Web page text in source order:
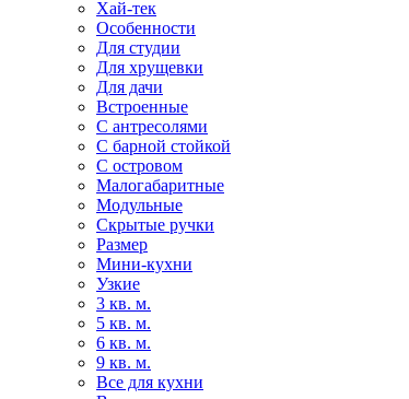
Хай-тек
Особенности
Для студии
Для хрущевки
Для дачи
Встроенные
С антресолями
С барной стойкой
С островом
Малогабаритные
Модульные
Скрытые ручки
Размер
Мини-кухни
Узкие
3 кв. м.
5 кв. м.
6 кв. м.
9 кв. м.
Все для кухни